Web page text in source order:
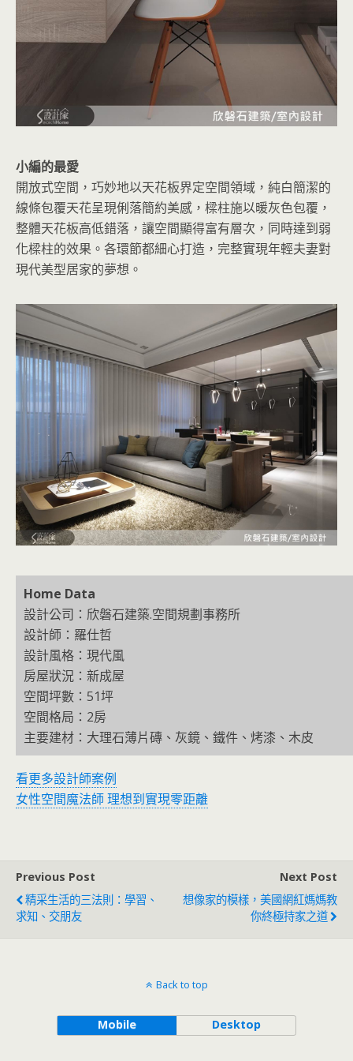
小編的最愛
開放式空間，巧妙地以天花板界定空間領域，純白簡潔的
線條包覆天花呈現俐落簡約美感，樑柱施以暖灰色包覆，
整體天花板高低錯落，讓空間顯得富有層次，同時達到弱
化樑柱的效果。各環節都細心打造，完整實現年輕夫妻對
現代美型居家的夢想。
Home Data
設計公司：欣磐石建築.空間規劃事務所
設計師：羅仕哲
設計風格：現代風
房屋狀況：新成屋
空間坪數：51坪
空間格局：2房
主要建材：大理石薄片磚、灰鏡、鐵件、烤漆、木皮
看更多設計師案例
女性空間魔法師 理想到實現零距離
Previous Post
精采生活的三法則：學習、
求知、交朋友
Next Post
想像家的模樣，美國網紅媽媽教
你終極持家之道
Back to top
Mobile Desktop